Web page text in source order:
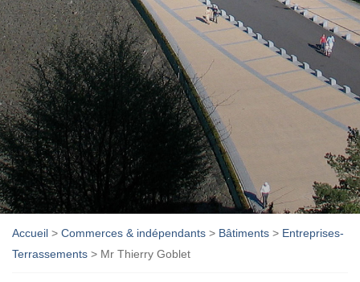
Accueil > Commerces & indépendants > Bâtiments > Entreprises-
Terrassements > Mr Thierry Goblet